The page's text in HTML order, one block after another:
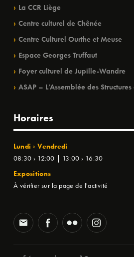
La CCR Liège
Centre culturel de Chênée
Centre Culturel Ourthe et Meuse
Espace Georges Truffaut
Foyer culturel de Jupille-Wandre
ASAP – L’Assemblée des
Horaires
Lundi › Vendredi
08:30 › 12:00 | 13:00 › 16:30
Expositions
À vérifier sur la page de l'activité